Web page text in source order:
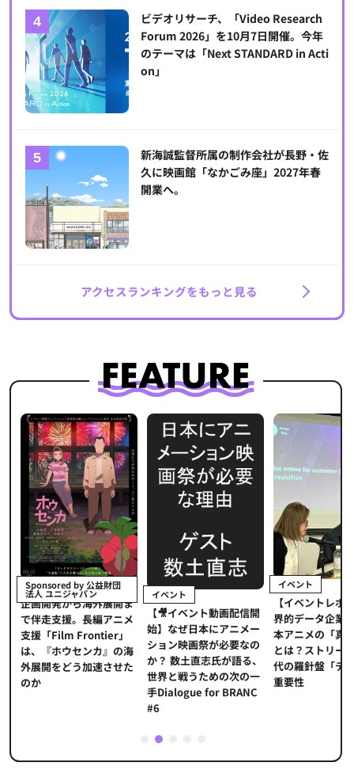
ビデオリサーチ、「Video Research
Forum 2026」を10月7日開催。今年
のテーマは「Next STANDARD in Acti
on」
新海誠監督所属の制作会社が長野・佐
久に映画館「なかごみ座」2027年春
開業へ。
アクセスランキングをもっと見る
Sponsored by 公益財団
法人 ユニジャパン
企画開発から海外展開ま
で伴走支援。長編アニメ
支援「Film Frontier」
は、『ホウセンカ』の海
外展開をどう加速させた
のか
イベント
【🎥イベント動画配信開
始】なぜ日本にアニメー
ション映画祭が必要なの
か？ 数土直志氏が語る、
世界と戦うための次の一
手Dialogue for BRANC
#6
イベント
【イベントレポ
界的データ企業
本アニメの「真
とは？ストリー
代の羅針盤「デ
重要性
2